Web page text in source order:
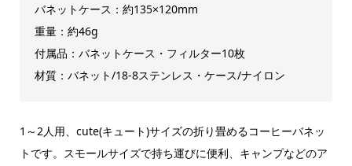
バネットケース：約135×120mm
重量：約46g
付属品：バネットケース・フィルター10枚
材質：バネット/18-8ステンレス・ケース/ナイロン
1～2人用、cute(キュート)サイズの折り畳めるコーヒーバネッ
トです。スモールサイズで持ち運びに便利、キャンプなどのア